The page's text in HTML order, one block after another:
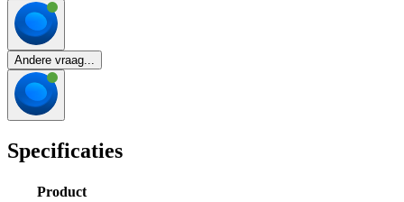
Andere vraag...
Specificaties
Product